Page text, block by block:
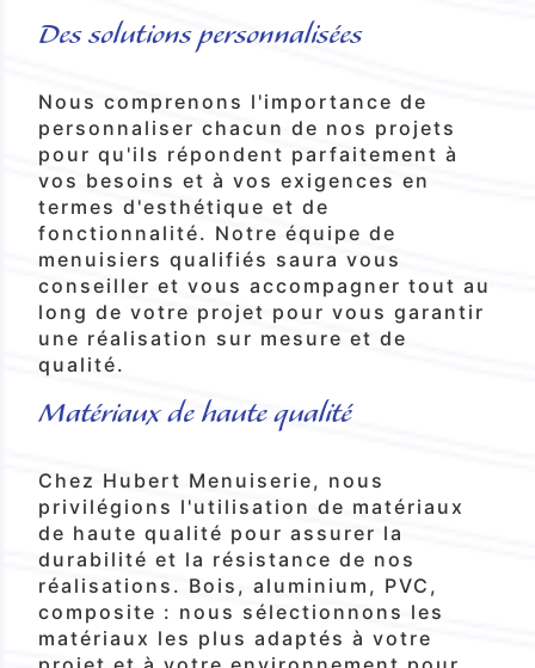
Des solutions personnalisées
Nous comprenons l'importance de
personnaliser chacun de nos projets
pour qu'ils répondent parfaitement à
vos besoins et à vos exigences en
termes d'esthétique et de
fonctionnalité. Notre équipe de
menuisiers qualifiés saura vous
conseiller et vous accompagner tout au
long de votre projet pour vous garantir
une réalisation sur mesure et de
qualité.
Matériaux de haute qualité
Chez Hubert Menuiserie, nous
privilégions l'utilisation de matériaux
de haute qualité pour assurer la
durabilité et la résistance de nos
réalisations. Bois, aluminium, PVC,
composite : nous sélectionnons les
matériaux les plus adaptés à votre